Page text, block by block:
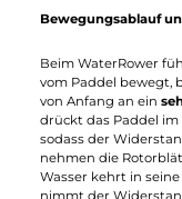
Trainingseinheiten
Problemen mit
Trainingsräumen
nicht weiter
Im Rudergerät